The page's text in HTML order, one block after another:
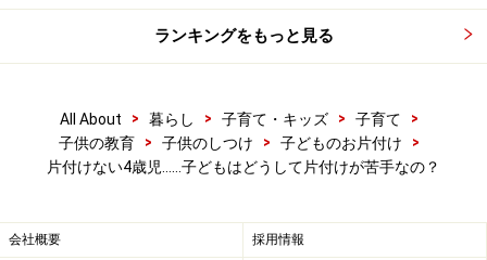
たかが片づけ、されど片づけ。意外と奥が深い「お片づ
進みやすくなります。
を
ランキングをもっと見る
All About > 暮らし > 子育て・キッズ > 子育て
>
子供の教育
> 子供のしつけ > 子どものお片付け
>
片付けない4歳児……子どもはどうして片付けが苦手なの？
会社概要 採用情報